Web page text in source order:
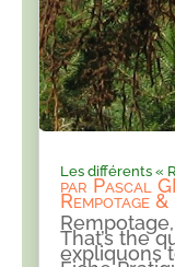
Les différents «
par Pascal
Rempotage
That’s the
expliquons